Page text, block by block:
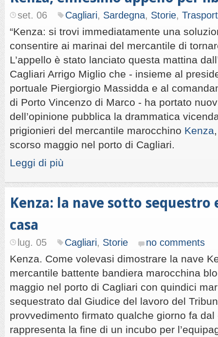
set. 06 Cagliari, Sardegna, Storie,
“Kenza: si trovi immediatamente una
consentire ai marinai del mercantile di
L’appello è stato lanciato questa mattina
Cagliari Arrigo Miglio che - insieme al
portuale Piergiorgio Massidda e al
di Porto Vincenzo di Marco - ha portato
dell’opinione pubblica la drammatica
prigionieri del mercantile marocchino Kenza
scorso maggio nel porto di Cagliari.
Leggi di più
Kenza: la nave sotto sequestro
casa
lug. 05 Cagliari, Storie no comments
Kenza. Come volevasi dimostrare la nave
mercantile battente bandiera marocchina
maggio nel porto di Cagliari con quindici
sequestrato dal Giudice del lavoro del
provvedimento firmato qualche giorno fa
rappresenta la fine di un incubo per